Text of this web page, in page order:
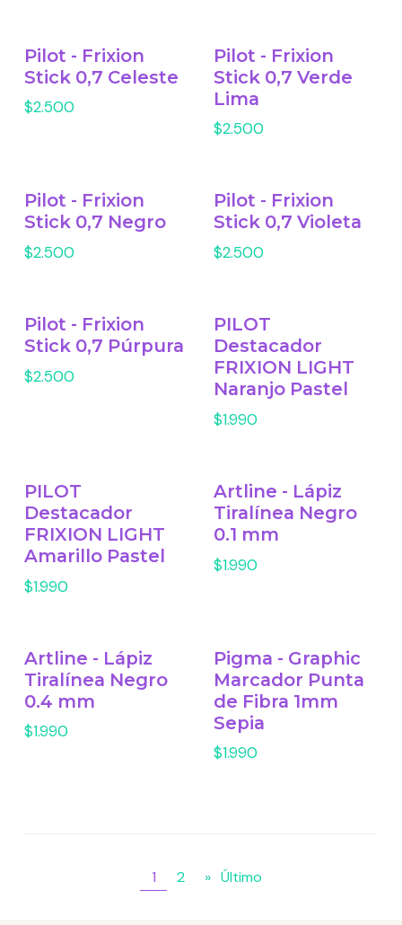
Pilot - Frixion
Stick 0,7 Celeste
$2.500
Pilot - Frixion
Stick 0,7 Verde
Lima
$2.500
Pilot - Frixion
Stick 0,7 Negro
$2.500
Pilot - Frixion
Stick 0,7 Violeta
$2.500
Pilot - Frixion
Stick 0,7 Púrpura
$2.500
PILOT
Destacador
FRIXION LIGHT
Naranjo Pastel
$1.990
PILOT
Destacador
FRIXION LIGHT
Amarillo Pastel
$1.990
Artline - Lápiz
Tiralínea Negro
0.1 mm
$1.990
Artline - Lápiz
Tiralínea Negro
0.4 mm
$1.990
Pigma - Graphic
Marcador Punta
de Fibra 1mm
Sepia
$1.990
1 2 » Último